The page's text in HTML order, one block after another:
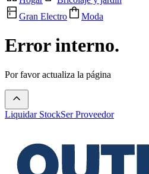
Gran Electro
Moda
Error interno.
Por favor actualiza la página
Liquidar StockSer Proveedor